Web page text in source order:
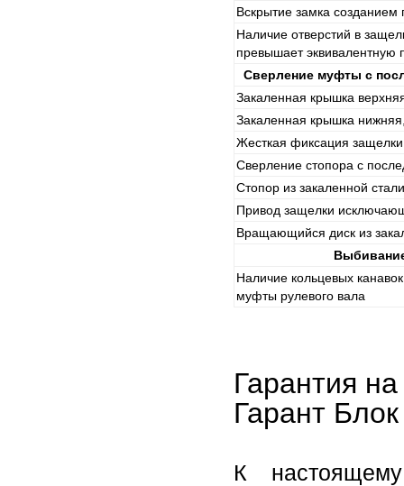
Вскрытие замка созданием
Наличие отверстий в
превышает эквивалентную
Сверление муфты с
Закаленная крышка
Закаленная крышка
Жесткая фиксация
Сверление стопора с
Стопор из закаленной стали
Привод защелки
Вращающийся диск из
Наличие кольцевых
муфты рулевого вала
Гарантия
Гарант
К